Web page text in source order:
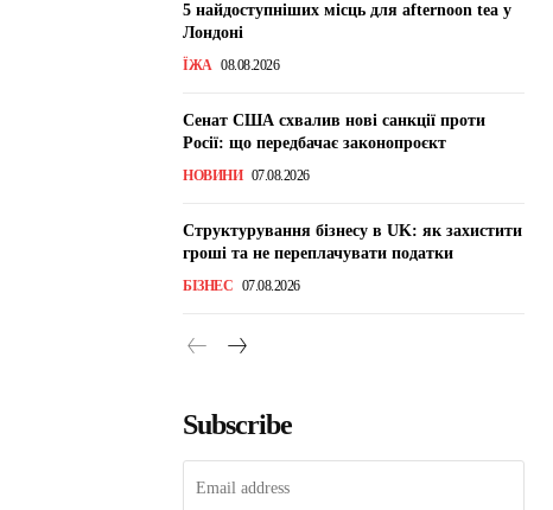
5 найдоступніших місць для afternoon tea у
Лондоні
ЇЖА 08.08.2026
Сенат США схвалив нові санкції проти
Росії: що передбачає законопроєкт
НОВИНИ 07.08.2026
Структурування бізнесу в UK: як захистити
гроші та не переплачувати податки
БІЗНЕС 07.08.2026
Subscribe